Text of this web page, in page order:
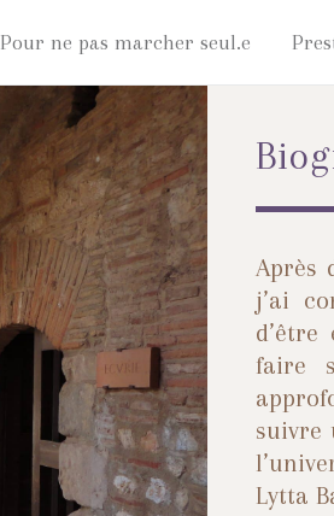
Pour ne pas marcher seul.e
Après
j’ai
d’être
faire
suivre
Lytta